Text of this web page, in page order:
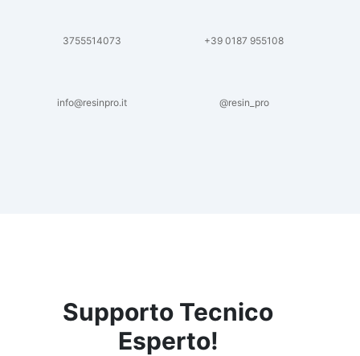
3755514073 +39 0187 955108
info@resinpro.it @resin_pro
Supporto Tecnico
Esperto!